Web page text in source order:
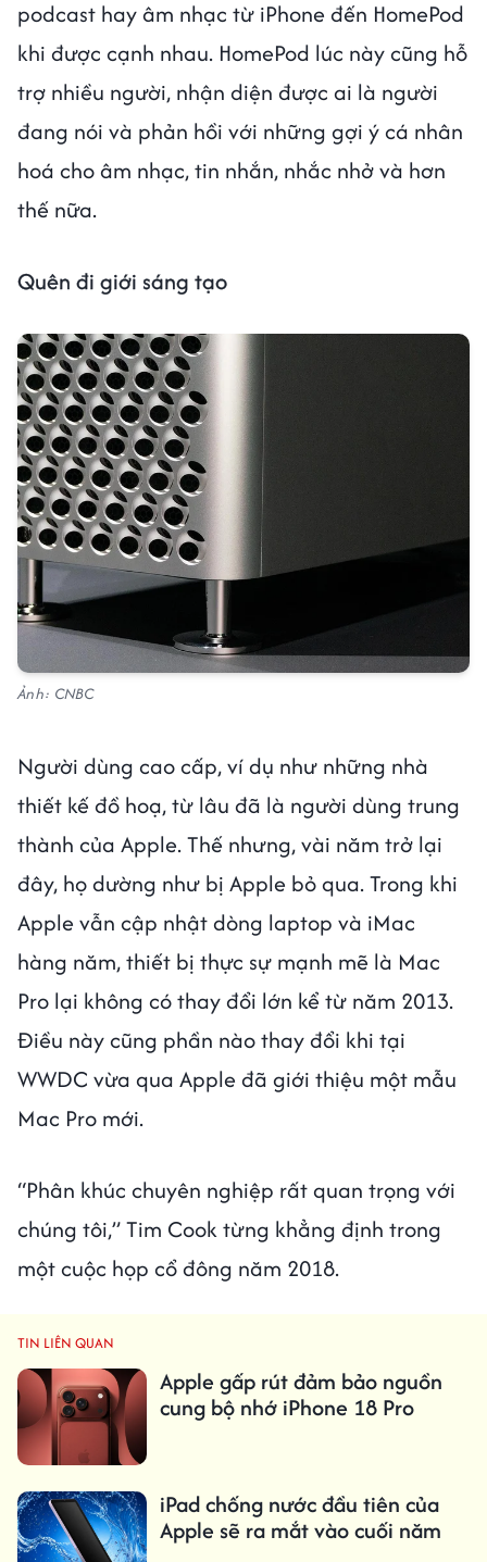
podcast hay âm nhạc từ iPhone đến HomePod
khi được cạnh nhau. HomePod lúc này cũng hỗ
trợ nhiều người, nhận diện được ai là người
đang nói và phản hồi với những gợi ý cá nhân
hoá cho âm nhạc, tin nhắn, nhắc nhở và hơn
thế nữa.
Quên đi giới sáng tạo
Ảnh: CNBC
Người dùng cao cấp, ví dụ như những nhà
thiết kế đồ hoạ, từ lâu đã là người dùng trung
thành của Apple. Thế nhưng, vài năm trở lại
đây, họ dường như bị Apple bỏ qua. Trong khi
Apple vẫn cập nhật dòng laptop và iMac
hàng năm, thiết bị thực sự mạnh mẽ là Mac
Pro lại không có thay đổi lớn kể từ năm 2013.
Điều này cũng phần nào thay đổi khi tại
WWDC vừa qua Apple đã giới thiệu một mẫu
Mac Pro mới.
“Phân khúc chuyên nghiệp rất quan trọng với
chúng tôi,” Tim Cook từng khẳng định trong
một cuộc họp cổ đông năm 2018.
TIN LIÊN QUAN
Apple gấp rút đảm bảo nguồn
cung bộ nhớ iPhone 18 Pro
iPad chống nước đầu tiên của
Apple sẽ ra mắt vào cuối năm